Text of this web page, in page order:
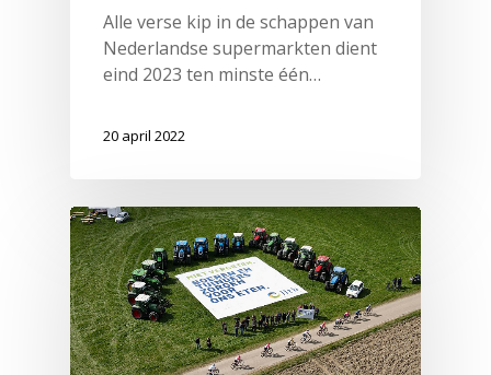
Alle verse kip in de schappen van
Nederlandse supermarkten dient
eind 2023 ten minste één…
20 april 2022